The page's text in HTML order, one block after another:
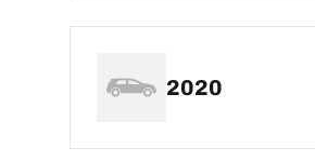
2020